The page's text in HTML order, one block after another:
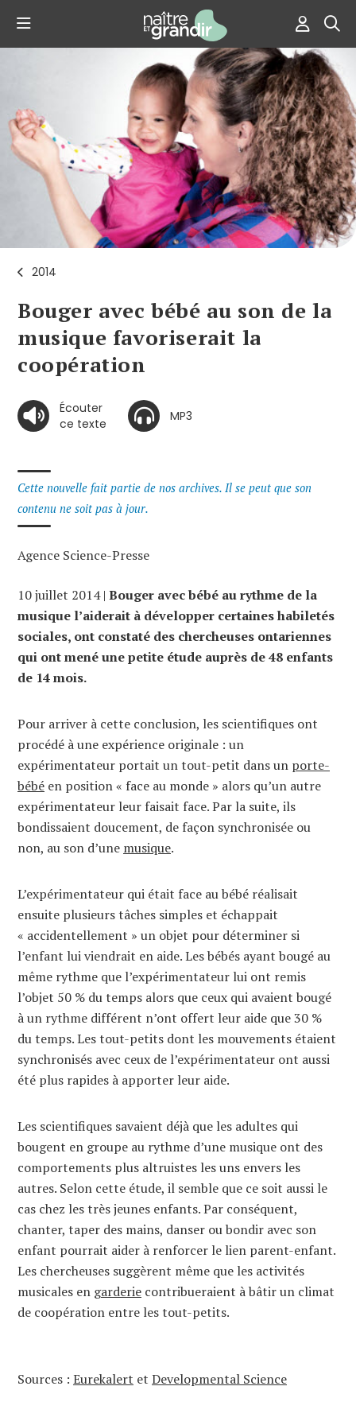
2014
Bouger avec bébé au son de la
musique favoriserait la
coopération
Écouter
ce texte
MP3
Cette nouvelle fait partie de nos archives. Il se peut que son
contenu ne soit pas à jour.
Agence Science-Presse
10 juillet 2014 | Bouger avec bébé au rythme de la
musique l’aiderait à développer certaines habiletés
sociales, ont constaté des chercheuses ontariennes
qui ont mené une petite étude auprès de 48 enfants
de 14 mois.
Pour arriver à cette conclusion, les scientifiques ont
procédé à une expérience originale : un
expérimentateur portait un tout-petit dans un porte-
bébé en position « face au monde » alors qu’un autre
expérimentateur leur faisait face. Par la suite, ils
bondissaient doucement, de façon synchronisée ou
non, au son d’une musique.
L’expérimentateur qui était face au bébé réalisait
ensuite plusieurs tâches simples et échappait
« accidentellement » un objet pour déterminer si
l’enfant lui viendrait en aide. Les bébés ayant bougé au
même rythme que l’expérimentateur lui ont remis
l’objet 50 % du temps alors que ceux qui avaient bougé
à un rythme différent n’ont offert leur aide que 30 %
du temps. Les tout-petits dont les mouvements étaient
synchronisés avec ceux de l’expérimentateur ont aussi
été plus rapides à apporter leur aide.
Les scientifiques savaient déjà que les adultes qui
bougent en groupe au rythme d’une musique ont des
comportements plus altruistes les uns envers les
autres. Selon cette étude, il semble que ce soit aussi le
cas chez les très jeunes enfants. Par conséquent,
chanter, taper des mains, danser ou bondir avec son
enfant pourrait aider à renforcer le lien parent-enfant.
Les chercheuses suggèrent même que les activités
musicales en garderie contribueraient à bâtir un climat
de coopération entre les tout-petits.
Sources : Eurekalert et Developmental Science